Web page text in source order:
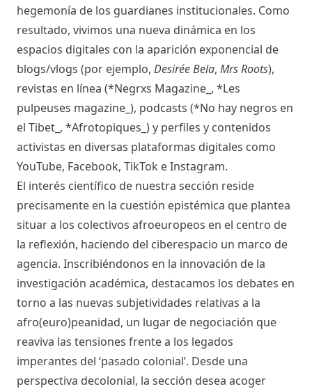
hegemonía de los guardianes institucionales. Como
resultado, vivimos una nueva dinámica en los
espacios digitales con la aparición exponencial de
blogs/vlogs (por ejemplo, Desirée Bela, Mrs Roots),
revistas en línea (*Negrxs Magazine_, *Les
pulpeuses magazine_), podcasts (*No hay negros en
el Tibet_, *Afrotopiques_) y perfiles y contenidos
activistas en diversas plataformas digitales como
YouTube, Facebook, TikTok e Instagram.
El interés científico de nuestra sección reside
precisamente en la cuestión epistémica que plantea
situar a los colectivos afroeuropeos en el centro de
la reflexión, haciendo del ciberespacio un marco de
agencia. Inscribiéndonos en la innovación de la
investigación académica, destacamos los debates en
torno a las nuevas subjetividades relativas a la
afro(euro)peanidad, un lugar de negociación que
reaviva las tensiones frente a los legados
imperantes del ‘pasado colonial’. Desde una
perspectiva decolonial, la sección desea acoger